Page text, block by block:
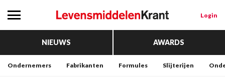
Login
NIEUWS AWARDS
Ondernemers Fabrikanten Formules Slijterijen